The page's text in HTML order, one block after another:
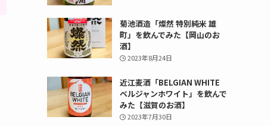
菊池酒造「燦然 特別純米 雄
町」を飲んでみた【岡山のお
酒】
2023年8月24日
近江麦酒「BELGIAN WHITE
ベルジャンホワイト」を飲んで
みた【滋賀のお酒】
2023年7月30日